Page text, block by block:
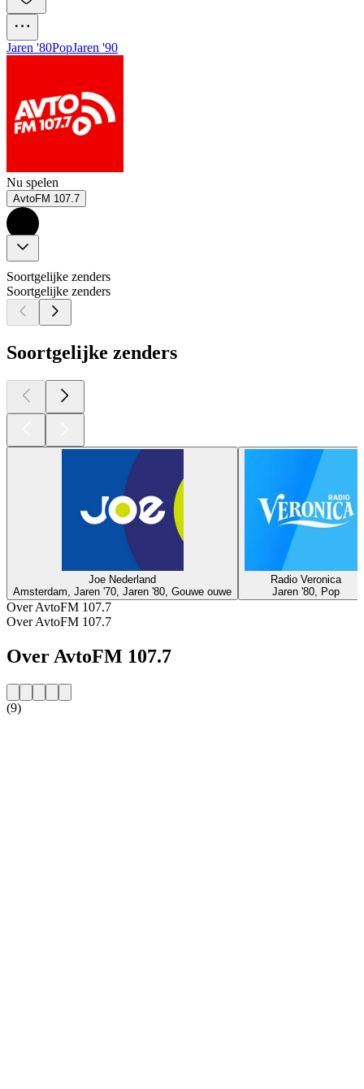
Jaren '80PopJaren '90
Nu spelen
AvtoFM 107.7
Soortgelijke zenders
Soortgelijke zenders
Soortgelijke zenders
Joe Nederland
Amsterdam, Jaren '70, Jaren '80, Gouwe ouwe
Radio Veronica
Jaren '80, Pop
Over AvtoFM 107.7
Over AvtoFM 107.7
Over AvtoFM 107.7
(9)